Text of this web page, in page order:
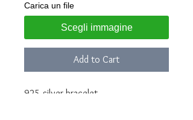
Carica un file
Scegli immagine
Add to Cart
925 silver bracelet